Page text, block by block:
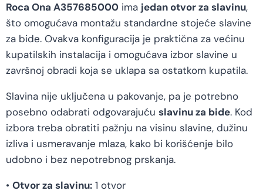
Roca Ona A357685000 ima jedan otvor za slavinu,
što omogućava montažu standardne stojeće slavine
za bide. Ovakva konfiguracija je praktična za većinu
kupatilskih instalacija i omogućava izbor slavine u
završnoj obradi koja se uklapa sa ostatkom kupatila.
Slavina nije uključena u pakovanje, pa je potrebno
posebno odabrati odgovarajuću slavinu za bide. Kod
izbora treba obratiti pažnju na visinu slavine, dužinu
izliva i usmeravanje mlaza, kako bi korišćenje bilo
udobno i bez nepotrebnog prskanja.
• Otvor za slavinu: 1 otvor